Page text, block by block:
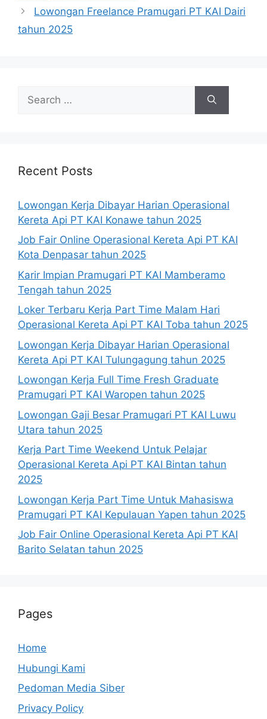
Lowongan Freelance Pramugari PT KAI Dairi
tahun 2025
for:
Recent Posts
Lowongan Kerja Dibayar Harian Operasional
Kereta Api PT KAI Konawe tahun 2025
Job Fair Online Operasional Kereta Api PT KAI
Kota Denpasar tahun 2025
Karir Impian Pramugari PT KAI Mamberamo
Tengah tahun 2025
Loker Terbaru Kerja Part Time Malam Hari
Operasional Kereta Api PT KAI Toba tahun 2025
Lowongan Kerja Dibayar Harian Operasional
Kereta Api PT KAI Tulungagung tahun 2025
Lowongan Kerja Full Time Fresh Graduate
Pramugari PT KAI Waropen tahun 2025
Lowongan Gaji Besar Pramugari PT KAI Luwu
Utara tahun 2025
Kerja Part Time Weekend Untuk Pelajar
Operasional Kereta Api PT KAI Bintan tahun
2025
Lowongan Kerja Part Time Untuk Mahasiswa
Pramugari PT KAI Kepulauan Yapen tahun 2025
Job Fair Online Operasional Kereta Api PT KAI
Barito Selatan tahun 2025
Pages
Home
Hubungi Kami
Pedoman Media Siber
Privacy Policy